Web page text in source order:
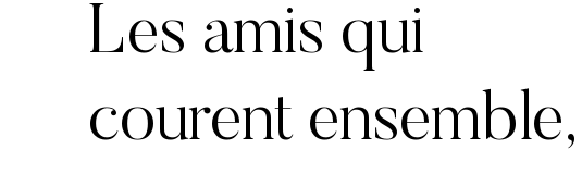
Les amis qui
courent ensemble,